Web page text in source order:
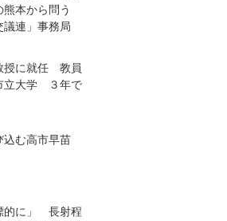
熊本から問う
議連」事務局
授に就任 教員
立大学 ３年で
込む高市早苗
的に」 長射程